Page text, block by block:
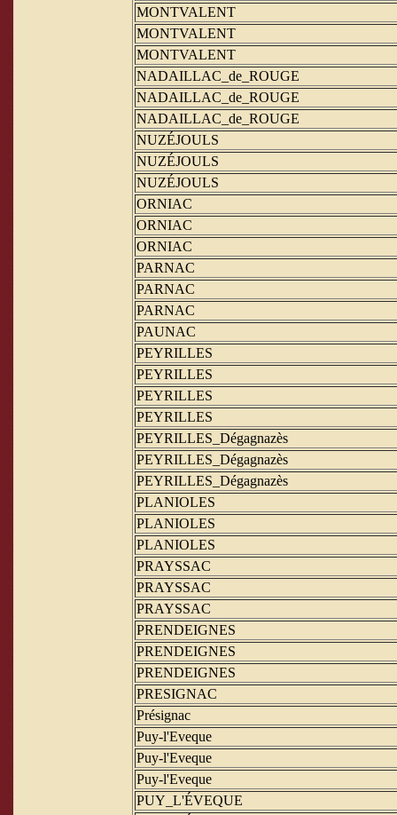
MONTVALENT
MONTVALENT
MONTVALENT
NADAILLAC_de_ROUGE
NADAILLAC_de_ROUGE
NADAILLAC_de_ROUGE
NUZÉJOULS
NUZÉJOULS
NUZÉJOULS
ORNIAC
ORNIAC
ORNIAC
PARNAC
PARNAC
PARNAC
PAUNAC
PEYRILLES
PEYRILLES
PEYRILLES
PEYRILLES
PEYRILLES_Dégagnazès
PEYRILLES_Dégagnazès
PEYRILLES_Dégagnazès
PLANIOLES
PLANIOLES
PLANIOLES
PRAYSSAC
PRAYSSAC
PRAYSSAC
PRENDEIGNES
PRENDEIGNES
PRENDEIGNES
PRESIGNAC
Présignac
Puy-l'Eveque
Puy-l'Eveque
Puy-l'Eveque
PUY_L'ÉVEQUE